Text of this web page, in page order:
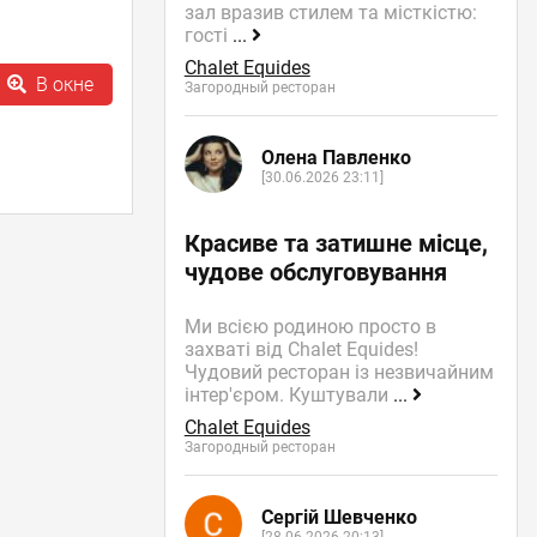
В окне
зал вразив стилем та місткістю:
гості ...
Chalet Equides
Загородный ресторан
Олена Павленко
[30.06.2026 23:11]
Красиве та затишне місце,
чудове обслуговування
Ми всією родиною просто в
захваті від Chalet Equides!
Чудовий ресторан із незвичайним
інтер'єром. Куштували ...
Chalet Equides
Загородный ресторан
Сергій Шевченко